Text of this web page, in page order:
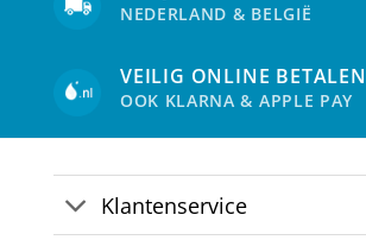
productpagina
NEDERLAND & BELGIË
VEILIG ONLINE BETALEN
OOK KLARNA & APPLE PAY
Klantenservice